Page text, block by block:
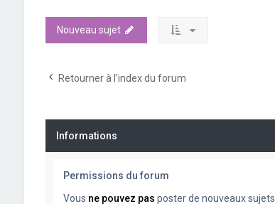
Nouveau sujet
Retourner à l’index du forum
Informations
Permissions du forum
Vous ne pouvez pas poster de nouveaux sujets